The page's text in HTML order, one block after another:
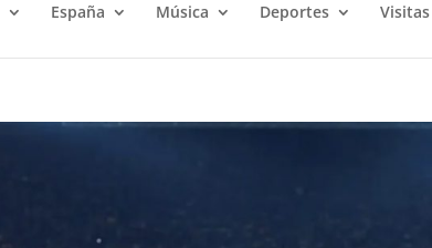
España Música Deportes Visitas